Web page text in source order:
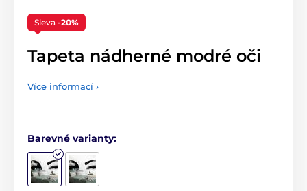
Sleva -20%
Tapeta nádherné modré oči
Více informací ›
Barevné varianty: